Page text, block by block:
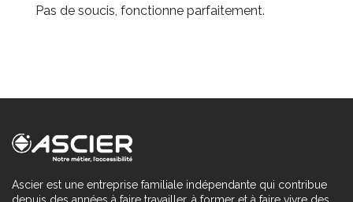
Pas de soucis, fonctionne parfaitement.
Ascier est une entreprise familiale indépendante qui contribue